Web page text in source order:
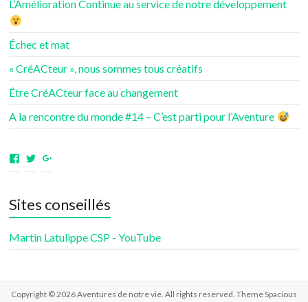
L’Amélioration Continue au service de notre développement
Échec et mat
« CréACteur », nous sommes tous créatifs
Être CréACteur face au changement
A la rencontre du monde #14 – C’est parti pour l’Aventure
Voir
aventuresdenotrevie
sur
Voir
Samsenie
sur
samsenie
sur
Sites conseillés
Martin Latulippe CSP - YouTube
Copyright © 2026Aventures de notre vie. All rights reserved. ThemeSpacious